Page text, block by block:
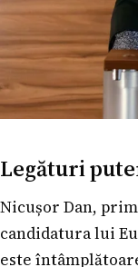
Legături
Nicușor Dan,
candidatura lui
este